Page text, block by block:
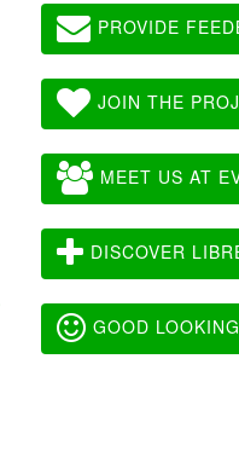
PROVIDE
JOIN THE
MEET US AT
DISCOVER
GOOD